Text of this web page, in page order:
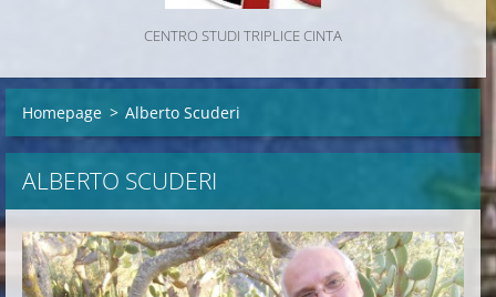
CENTRO STUDI TRIPLICE CINTA
Homepage > Alberto Scuderi
ALBERTO SCUDERI